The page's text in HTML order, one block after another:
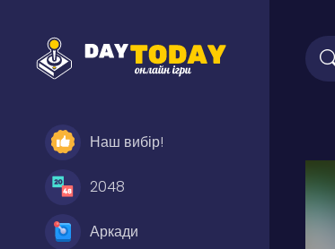
Наш вибір!
2048
Аркади